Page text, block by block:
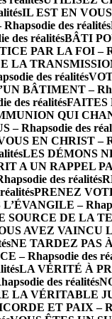
IL EST EN
des réalités
des réalitésBÂTI
PAR LA FOI –
LA
des réalités
BÂTIMENT –
des réalitésFAITES
QUI
– Rhapsodie des
EN CHRIST –
LES DÉMONS
A UN RAPPEL
des réalités
PRENEZ
–
DE LA
AVEZ VAINCU
NE TARDEZ PAS
– Rhapsodie des
LA VÉRITÉ À
des réalités
LA VÉRITABLE
ET PAIX –